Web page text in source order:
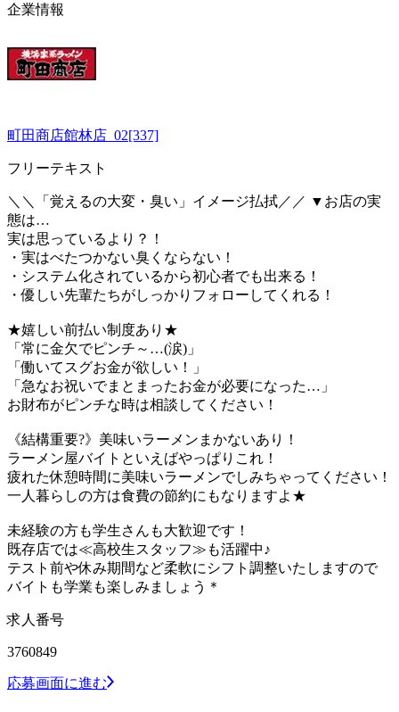
企業情報
町田商店館林店_02[337]
フリーテキスト
＼＼「覚えるの大変・臭い」イメージ払拭／／ ▼お店の実
態は…
実は思っているより？！
・実はべたつかない臭くならない！
・システム化されているから初心者でも出来る！
・優しい先輩たちがしっかりフォローしてくれる！
★嬉しい前払い制度あり★
「常に金欠でピンチ～…(涙)」
「働いてスグお金が欲しい！」
「急なお祝いでまとまったお金が必要になった…」
お財布がピンチな時は相談してください！
《結構重要?》美味いラーメンまかないあり！
ラーメン屋バイトといえばやっぱりこれ！
疲れた休憩時間に美味いラーメンでしみちゃってください！
一人暮らしの方は食費の節約にもなりますよ★
未経験の方も学生さんも大歓迎です！
既存店では≪高校生スタッフ≫も活躍中♪
テスト前や休み期間など柔軟にシフト調整いたしますので
バイトも学業も楽しみましょう＊
求人番号
3760849
応募画面に進む